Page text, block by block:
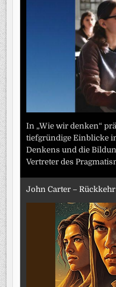
In „Wie wir denken“
tiefgründige Einblicke
Denkens und die
Vertreter des
John Carter –